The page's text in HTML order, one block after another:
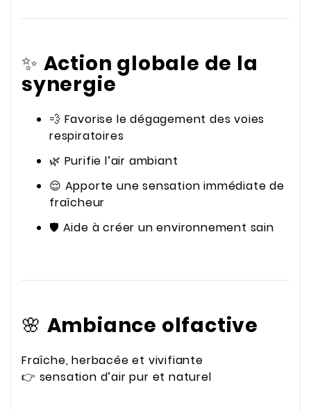
✨ Action globale de la
synergie
💨 Favorise le dégagement des voies
respiratoires
🌿 Purifie l’air ambiant
😌 Apporte une sensation immédiate de
fraîcheur
🛡️ Aide à créer un environnement sain
🌸 Ambiance olfactive
Fraîche, herbacée et vivifiante
👉 sensation d’air pur et naturel